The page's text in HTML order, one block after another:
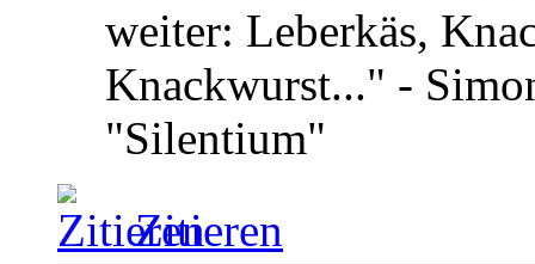
weiter: Leberkäs,
Knackwurst..." -
"Silentium"
Zitieren